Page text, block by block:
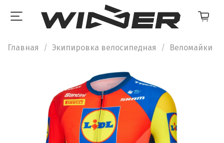
Главная Экипировка велосипедная Веломайки